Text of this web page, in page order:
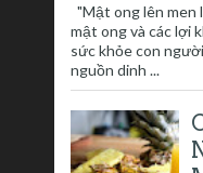
"Mật ong lên men
mật ong và các lợi
sức khỏe con
nguồn dinh ...